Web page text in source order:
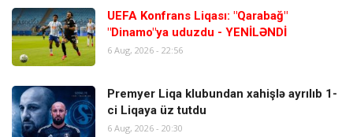
UEFA Konfrans Liqası: "Qarabağ"
"Dinamo"ya uduzdu - YENİLƏNDİ
6 Aug, 2026 - 22:56
Premyer Liqa klubundan xahişlə ayrılıb 1-
ci Liqaya üz tutdu
6 Aug, 2026 - 20:30